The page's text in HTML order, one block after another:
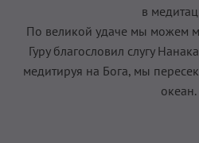
в
По великой удаче мы можем
Гуру благословил слугу
медитируя на Бога, мы
океан.